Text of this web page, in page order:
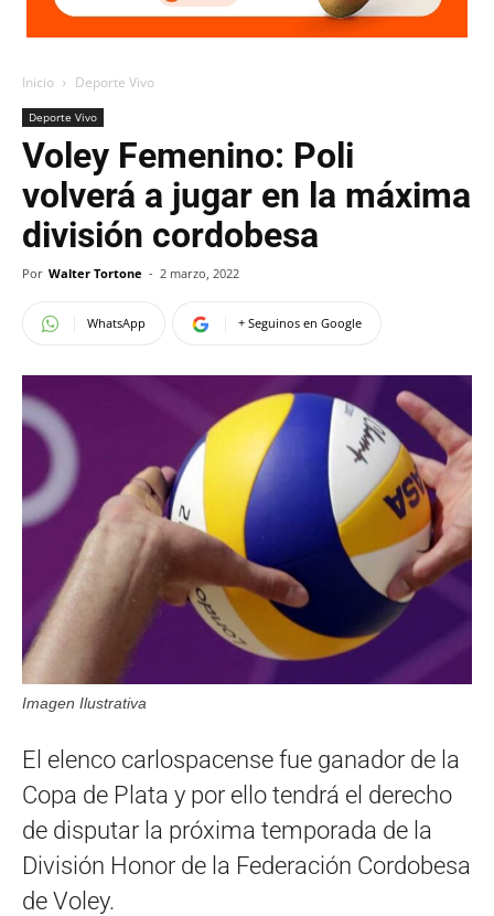
Inicio Deporte Vivo
Deporte Vivo
Voley Femenino: Poli
volverá a jugar en la máxima
división cordobesa
Por Walter Tortone - 2 marzo, 2022
WhatsApp + Seguinos en Google
Imagen Ilustrativa
El elenco carlospacense fue ganador de la
Copa de Plata y por ello tendrá el derecho
de disputar la próxima temporada de la
División Honor de la Federación Cordobesa
de Voley.